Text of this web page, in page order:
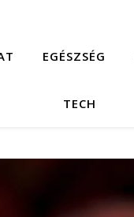
EGÉSZSÉG
TECH